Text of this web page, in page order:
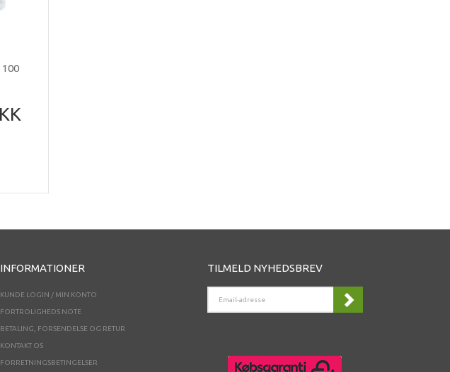
100
INFORMATIONER
KUNDE LOGIN / MIN KONTO
FORTROLIGHEDS NOTE
BETALING, FORSENDELSE OG RETUR
KONTAKT OS
FORRETNINGSBETINGELSER
TILMELD NYHEDSBREV
ADRESSE